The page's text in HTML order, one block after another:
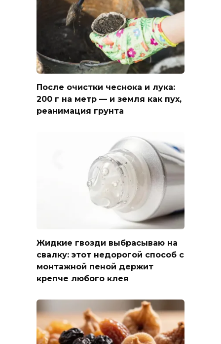
После очистки чеснока и лука:
200 г на метр — и земля как пух,
реанимация грунта
Жидкие гвозди выбрасываю на
свалку: этот недорогой способ с
монтажной пеной держит
крепче любого клея